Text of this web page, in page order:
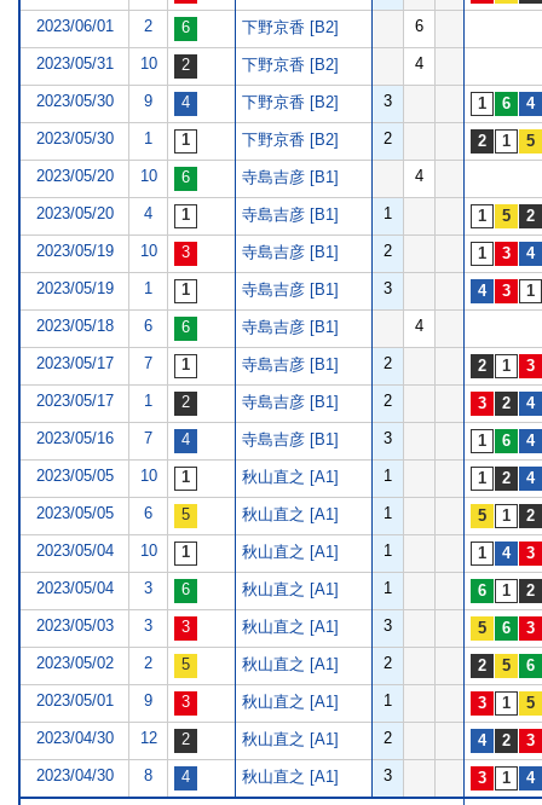
2023/06/01 2 下野京香 [B2] 6
2023/05/31 10 下野京香 [B2] 4
2023/05/30 9 下野京香 [B2] 3
2023/05/30 1 下野京香 [B2] 2
2023/05/20 10 寺島吉彦 [B1] 4
2023/05/20 4 寺島吉彦 [B1] 1
2023/05/19 10 寺島吉彦 [B1] 2
2023/05/19 1 寺島吉彦 [B1] 3
2023/05/18 6 寺島吉彦 [B1] 4
2023/05/17 7 寺島吉彦 [B1] 2
2023/05/17 1 寺島吉彦 [B1] 2
2023/05/16 7 寺島吉彦 [B1] 3
2023/05/05 10 秋山直之 [A1] 1
2023/05/05 6 秋山直之 [A1] 1
2023/05/04 10 秋山直之 [A1] 1
2023/05/04 3 秋山直之 [A1] 1
2023/05/03 3 秋山直之 [A1] 3
2023/05/02 2 秋山直之 [A1] 2
2023/05/01 9 秋山直之 [A1] 1
2023/04/30 12 秋山直之 [A1] 2
2023/04/30 8 秋山直之 [A1] 3